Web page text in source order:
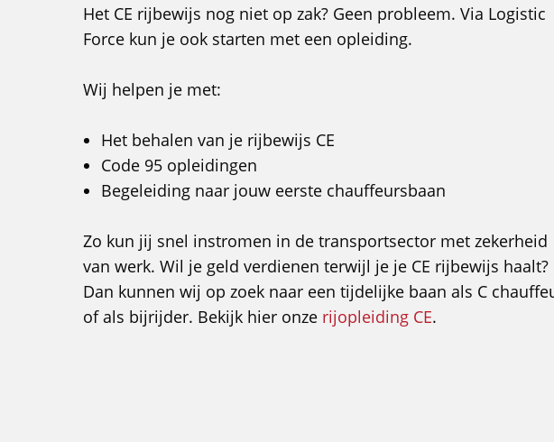
Het CE rijbewijs nog niet op zak? Geen probleem. Via Logistic
Force kun je ook starten met een opleiding.
Wij helpen je met:
Het behalen van je rijbewijs CE
Code 95 opleidingen
Begeleiding naar jouw eerste chauffeursbaan
Zo kun jij snel instromen in de transportsector met zekerheid
van werk. Wil je geld verdienen terwijl je je CE rijbewijs haalt?
Dan kunnen wij op zoek naar een tijdelijke baan als C
of als bijrijder. Bekijk hier onze rijopleiding CE.